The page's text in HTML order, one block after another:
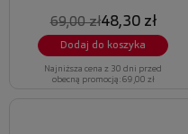
69,00 zł48,30 zł
Dodaj do koszyka
Najniższa cena z 30 dni przed
obecną promocją: 69,00 zł